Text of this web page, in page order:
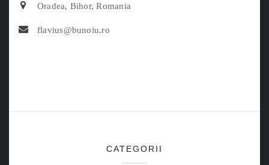
Oradea, Bihor, Romania
flavius@bunoiu.ro
CATEGORII